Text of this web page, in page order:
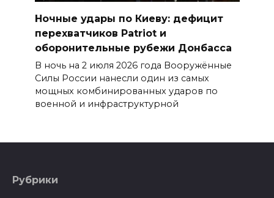
Ночные удары по Киеву: дефицит
перехватчиков Patriot и
оборонительные рубежи Донбасса
В ночь на 2 июля 2026 года Вооружённые
Силы России нанесли один из самых
мощных комбинированных ударов по
военной и инфраструктурной
Рубрики